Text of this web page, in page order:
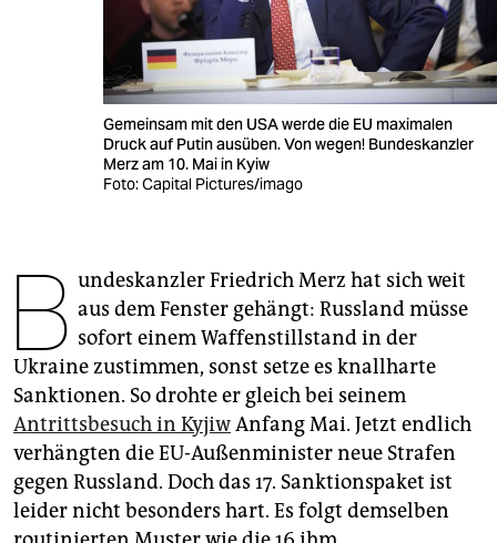
veranstaltungen
fragen & hilfe
unterstützen
epaper login
Gemeinsam mit den USA werde die EU maximalen
Druck auf Putin ausüben. Von wegen! Bundeskanzler
Merz am 10. Mai in Kyiw
Foto: Capital Pictures/imago
B undeskanzler Friedrich Merz hat sich weit
aus dem Fenster gehängt: Russland müsse
sofort einem Waffenstillstand in der
Ukraine zustimmen, sonst setze es knallharte
Sanktionen. So drohte er gleich bei seinem
Antrittsbesuch in KyjiwAnfang Mai. Jetzt endlich
verhängten die EU-Außenminister neue Strafen
gegen Russland. Doch das 17. Sanktionspaket ist
leider nicht besonders hart. Es folgt demselben